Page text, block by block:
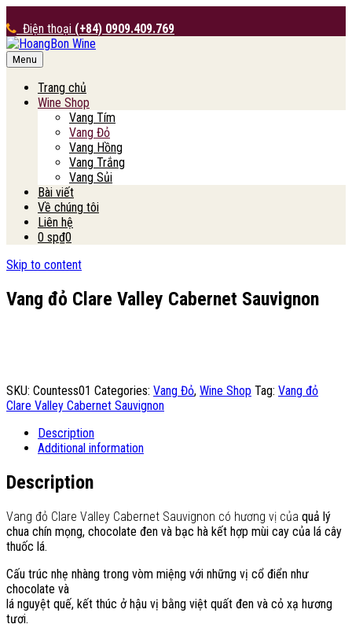
Điện thoại (+84) 0909.409.769
HoangBon Wine
Menu
Trang chủ
Wine Shop
Vang Tím
Vang Đỏ
Vang Hồng
Vang Trắng
Vang Sủi
Bài viết
Về chúng tôi
Liên hệ
0 sp₫0
Skip to content
Vang đỏ Clare Valley Cabernet Sauvignon
SKU: Countess01 Categories: Vang Đỏ, Wine Shop Tag: Vang đỏ
Clare Valley Cabernet Sauvignon
Description
Additional information
Description
Vang đỏ Clare Valley Cabernet Sauvignon có hương vị của quả lý
chua chín mọng, chocolate đen và bạc hà kết hợp mùi cay của lá cây
thuốc lá.
Cấu trúc nhẹ nhàng trong vòm miệng với những vị cổ điển như
chocolate và
lá nguyệt quế, kết thúc ở hậu vị bằng việt quất đen và cỏ xạ hương
tươi.